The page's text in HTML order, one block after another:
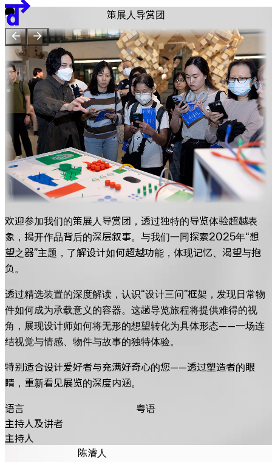
贊助單位
EN 繁 简
展览地图
策展人导赏团
欢迎参加我们的策展人导赏团，透过独特的导览体验超越表
象，揭开作品背后的深层叙事。与我们一同探索2025年“想
望之器”主题，了解设计如何超越功能，体现记忆、渴望与抱
负。
透过精选装置的深度解读，认识“设计三问”框架，发现日常物
件如何成为承载意义的容器。这趟导览旅程将提供难得的视
角，展现设计师如何将无形的想望转化为具体形态——一场连
结视觉与情感、物件与故事的独特体验。
特别适合设计爱好者与充满好奇心的您——透过塑造者的眼
睛，重新看见展览的深度内涵。
语言
粤语
主持人及讲者
主持人
陈濬人